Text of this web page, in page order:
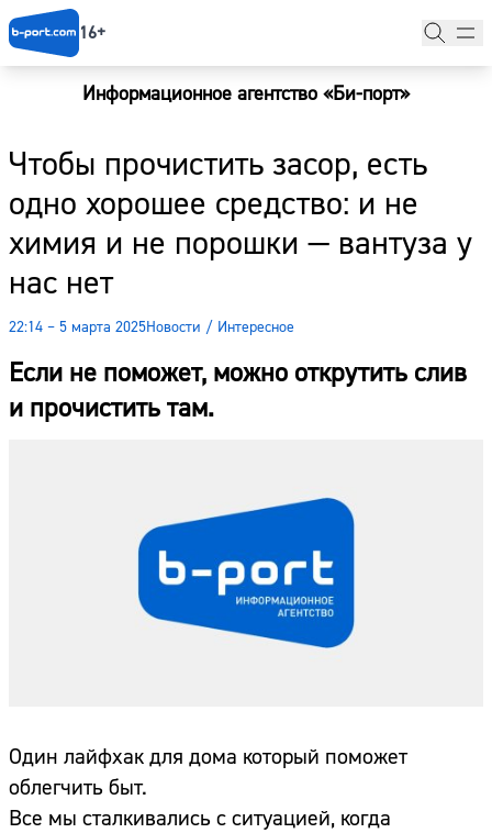
16+
Информационное агентство «Би-порт»
Чтобы прочистить засор, есть
одно хорошее средство: и не
химия и не порошки — вантуза у
нас нет
22:14 – 5 марта 2025Новости / Интересное
Если не поможет, можно открутить слив
и прочистить там.
Один лайфхак для дома который поможет
облегчить быт.
Все мы сталкивались с ситуацией, когда
Новости
Наши гости
Фоторепортажи
Погода
Курсы валют